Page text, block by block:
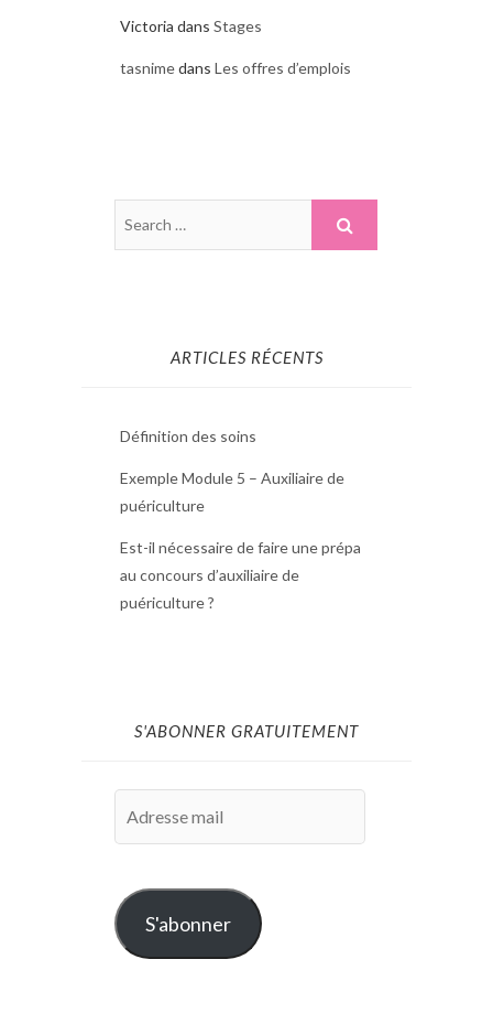
Victoria dans Stages
tasnimedans Les offres d’emplois
ARTICLES RÉCENTS
Définition des soins
Exemple Module 5 – Auxiliaire de
puériculture
Est-il nécessaire de faire une prépa
au concours d’auxiliaire de
puériculture ?
S'ABONNER GRATUITEMENT
S'abonner